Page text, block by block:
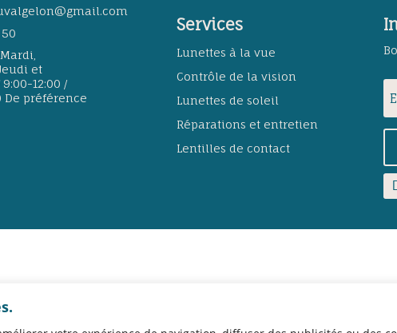
50
et
12:00 /
De préférence
Services
Lunettes à la vue
Contrôle de la vision
Lunettes de soleil
Réparations et entretien
Lentilles de contact